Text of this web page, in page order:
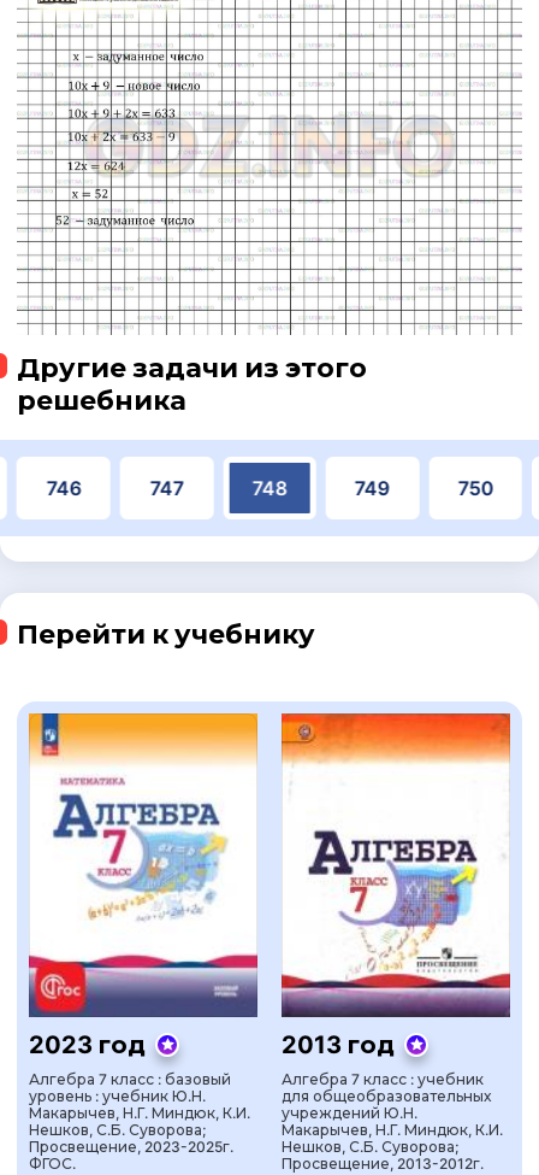
Другие задачи из этого
решебника
746 747 748 749 750
Перейти к учебнику
2023 год
Алгебра 7 класс : базовый
уровень : учебник Ю.Н.
Макарычев, Н.Г. Миндюк, К.И.
Нешков, С.Б. Суворова;
Просвещение, 2023-2025г.
ФГОС.
2013 год
Алгебра 7 класс : учебник
для общеобразовательных
учреждений Ю.Н.
Макарычев, Н.Г. Миндюк, К.И.
Нешков, С.Б. Суворова;
Просвещение, 2013-2012г.